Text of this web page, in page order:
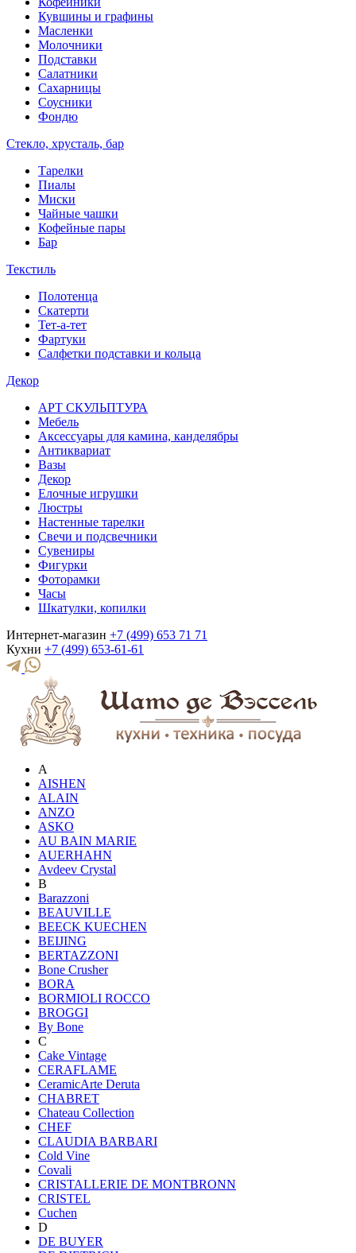
Кувшины и графины
Масленки
Молочники
Подставки
Салатники
Сахарницы
Соусники
Фондю
Стекло, хрусталь, бар
Тарелки
Пиалы
Миски
Чайные чашки
Кофейные пары
Бар
Текстиль
Полотенца
Скатерти
Тет-а-тет
Фартуки
Салфетки подставки и кольца
Декор
АРТ СКУЛЬПТУРА
Мебель
Аксессуары для камина, канделябры
Антиквариат
Вазы
Декор
Елочные игрушки
Люстры
Настенные тарелки
Свечи и подсвечники
Сувениры
Фигурки
Фоторамки
Часы
Шкатулки, копилки
Интернет-магазин +7 (499) 653 71 71
Кухни +7 (499) 653-61-61
A
AISHEN
ALAIN
ANZO
ASKO
AU BAIN MARIE
AUERHAHN
Avdeev Crystal
B
Barazzoni
BEAUVILLE
BEECK KUECHEN
BEIJING
BERTAZZONI
Bone Crusher
BORA
BORMIOLI ROCCO
BROGGI
By Bone
C
Cake Vintage
CERAFLAME
CeramicArte Deruta
CHABRET
Chateau Collection
CHEF
CLAUDIA BARBARI
Cold Vine
Covali
CRISTALLERIE DE MONTBRONN
CRISTEL
Cuchen
D
DE BUYER